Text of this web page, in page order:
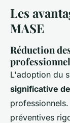
Les
MASE
Réduction
L'adoption du
significative
préventives